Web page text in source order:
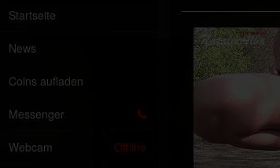
Startseite
News
Coins aufladen
Messenger
Webcam Offline